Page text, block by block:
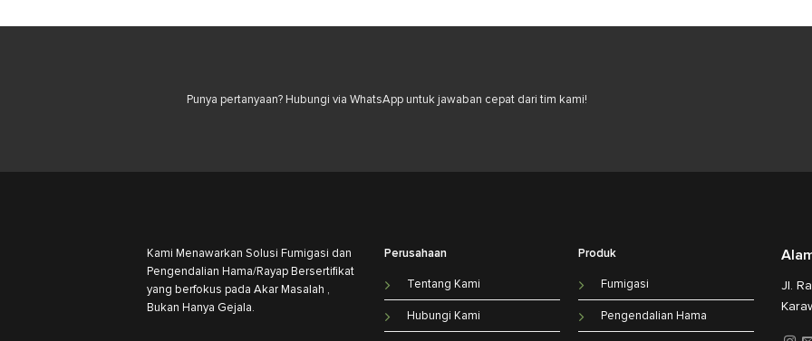
Punya pertanyaan? Hubungi via WhatsApp untuk jawaban cepat dari tim kami!
Kami Menawarkan Solusi Fumigasi dan
Pengendalian Hama/Rayap Bersertifikat
yang berfokus pada Akar Masalah ,
Bukan Hanya Gejala.
Perusahaan
Tentang Kami
Hubungi Kami
Produk
Fumigasi
Pengendalian Hama
Jl.